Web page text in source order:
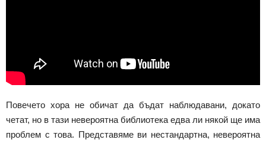
Повечето хора не обичат да бъдат наблюдавани, докато
четат, но в тази невероятна библиотека едва ли някой ще има
проблем с това. Представяме ви нестандартна, невероятна